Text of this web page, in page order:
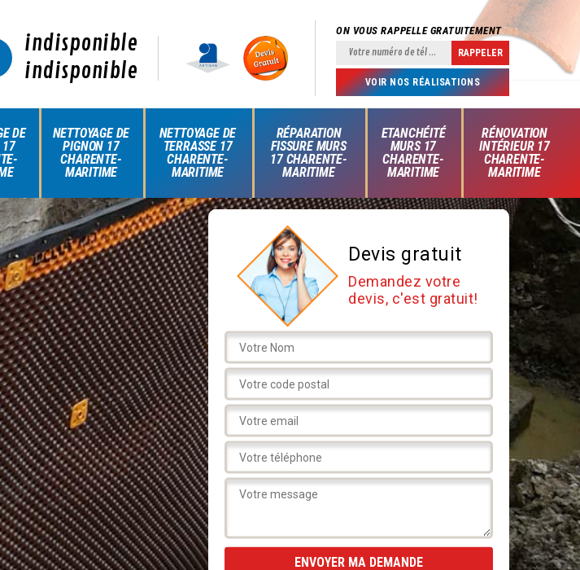
indisponible
indisponible
ON VOUS RAPPELLE GRATUITEMENT
VOIR NOS RÉALISATIONS
DE
17
NETTOYAGE DE
PIGNON 17
CHARENTE-
MARITIME
NETTOYAGE DE
TERRASSE 17
CHARENTE-
MARITIME
RÉPARATION
FISSURE MURS
17 CHARENTE-
MARITIME
ETANCHÉITÉ
MURS 17
CHARENTE-
MARITIME
RÉNOVATION
INTÉRIEUR 17
CHARENTE-
MARITIME
Devis gratuit
Demandez votre
devis, c'est gratuit!